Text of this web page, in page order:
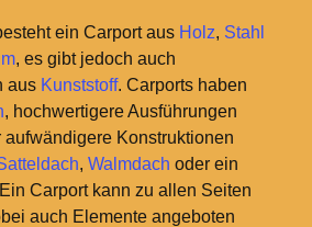
ein Carport aus Holz, Stahl
, es gibt jedoch auch
aus Kunststoff. Carports haben
, hochwertigere Ausführungen
aufwändigere Konstruktionen
, Walmdach oder ein
Carport kann zu allen Seiten
auch Elemente angeboten